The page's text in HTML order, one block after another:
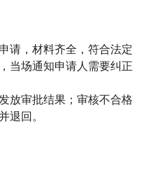
请，材料齐全，符合法定
当场通知申请人需要纠正
放审批结果；审核不合格
退回。